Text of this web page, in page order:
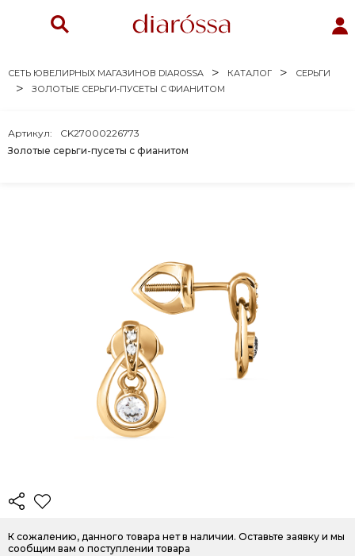
СЕТЬ ЮВЕЛИРНЫХ МАГАЗИНОВ DIAROSSA КАТАЛОГ
СЕРЬГИ
ЗОЛОТЫЕ СЕРЬГИ-ПУСЕТЫ С ФИАНИТОМ
Золотые серьги-пусеты с фианитом
Артикул: CK27000226773
К сожалению, данного товара нет в наличии. Оставьте заявку и мы
сообщим вам о поступлении товара